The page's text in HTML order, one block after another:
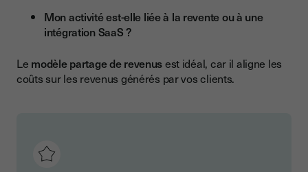
Mon activité est-elle liée à la revente ou à une
intégration SaaS ?
Le modèle partage de revenusest idéal, car il aligne les
coûts sur les revenus générés par vos clients.